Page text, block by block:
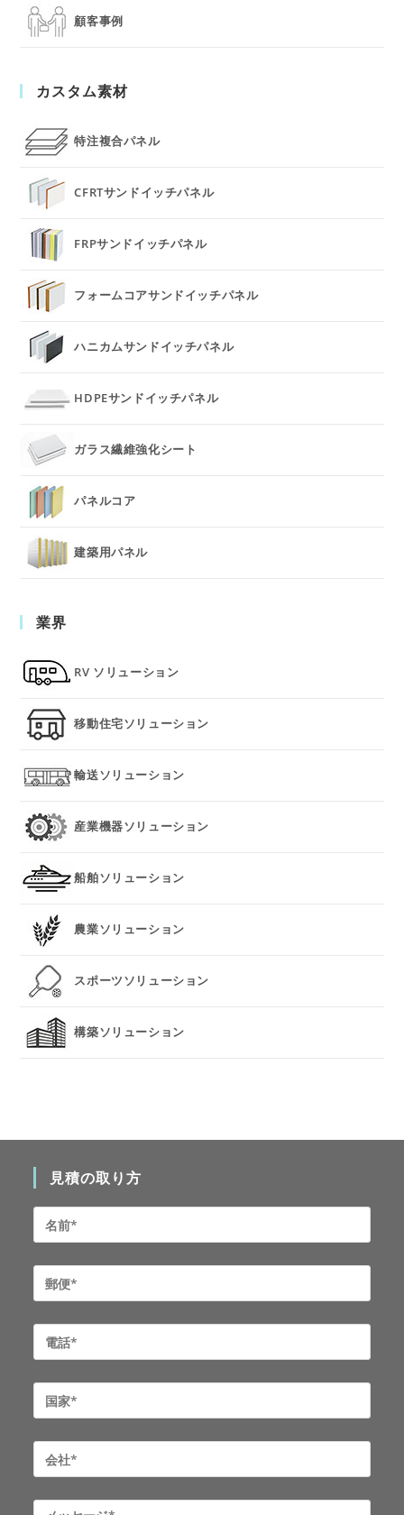
顧客事例
カスタム素材
特注複合パネル
CFRTサンドイッチパネル
FRPサンドイッチパネル
フォームコアサンドイッチパネル
ハニカムサンドイッチパネル
HDPEサンドイッチパネル
ガラス繊維強化シート
パネルコア
建築用パネル
業界
RV ソリューション
移動住宅ソリューション
輸送ソリューション
産業機器ソリューション
船舶ソリューション
農業ソリューション
スポーツソリューション
構築ソリューション
見積の取り方